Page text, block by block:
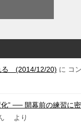
る (2014/12/20) に コ
” ── 開幕前の練習に密
より